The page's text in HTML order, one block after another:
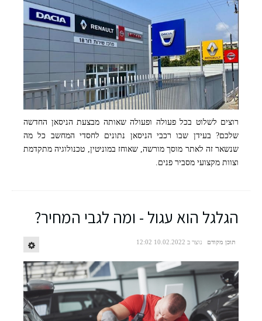
רוצים לשלוט בכל פעולה ופעולה שאותה מבצעת הניסאן החדשה
שלכם? בעידן שבו רכבי הניסאן נתונים לחסדי המחשב כל מה
שנשאר זה לאתר מוסך מורשה, שאוחז במוניטין, טכנולוגיה מתקדמת
וצוות מקצועי מסביר פנים.
הגלגל הוא עגול - ומה לגבי המחיר?
תוכן מקודם נוצר ב 10.02.2022 12:02